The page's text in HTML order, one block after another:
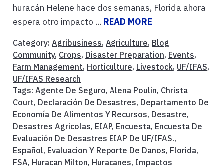
huracán Helene hace dos semanas, Florida ahora
espera otro impacto ... READ MORE
Category: Agribusiness, Agriculture, Blog
Community, Crops, Disaster Preparation, Events,
Farm Management, Horticulture, Livestock, UF/IFAS,
UF/IFAS Research
Tags: Agente De Seguro, Alena Poulin, Christa
Court, Declaración De Desastres, Departamento De
Economía De Alimentos Y Recursos, Desastre,
Desastres Agricolas, EIAP, Encuesta, Encuesta De
Evaluación De Desastres EIAP De UF/IFAS.,
Español, Evaluacion Y Reporte De Danos, Florida,
FSA, Huracan Milton, Huracanes, Impactos